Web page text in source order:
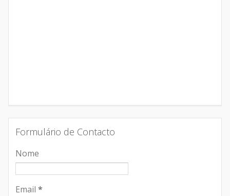
Formulário de Contacto
Nome
Email *